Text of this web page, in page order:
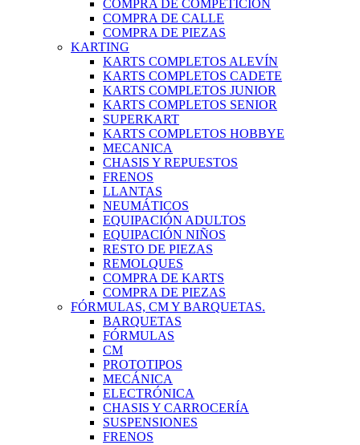
COMPRA DE COMPETICIÓN
COMPRA DE CALLE
COMPRA DE PIEZAS
KARTING
KARTS COMPLETOS ALEVÍN
KARTS COMPLETOS CADETE
KARTS COMPLETOS JUNIOR
KARTS COMPLETOS SENIOR
SUPERKART
KARTS COMPLETOS HOBBYE
MECANICA
CHASIS Y REPUESTOS
FRENOS
LLANTAS
NEUMÁTICOS
EQUIPACIÓN ADULTOS
EQUIPACIÓN NIÑOS
RESTO DE PIEZAS
REMOLQUES
COMPRA DE KARTS
COMPRA DE PIEZAS
FÓRMULAS, CM Y BARQUETAS.
BARQUETAS
FÓRMULAS
CM
PROTOTIPOS
MECÁNICA
ELECTRÓNICA
CHASIS Y CARROCERÍA
SUSPENSIONES
FRENOS